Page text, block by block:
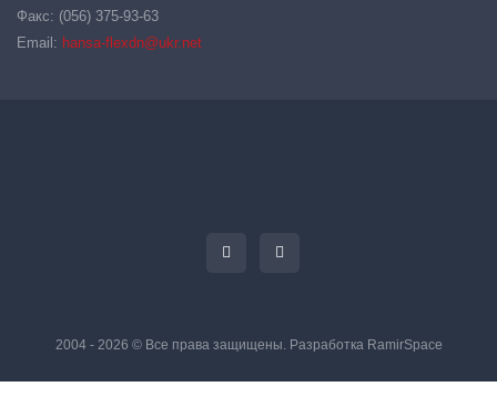
Факс: (056) 375-93-63
Email: hansa-flexdn@ukr.net
2004 - 2026 © Все права защищены. Разработка RamirSpace